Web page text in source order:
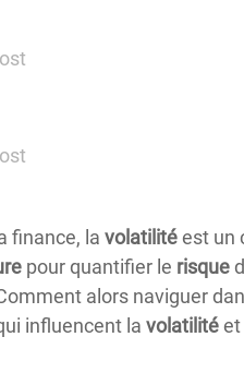
finance, la volatilitéest un
pour quantifier le risque
alors naviguer
influencent la volatilitéet